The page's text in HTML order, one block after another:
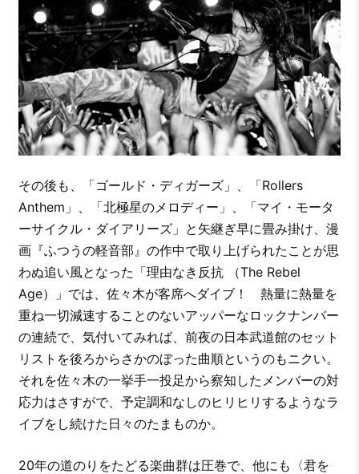
その後も、「ゴールド・ディガーズ」、「Rollers
Anthem」、「北極星のメロディー」、「マイ・モータ
ーサイクル・ダイアリーズ」と矢継ぎ早に畳み掛け、漫
画『ふつうの軽音部』の作中で取り上げられたことが思
わぬ追い風となった「理由なき反抗 （The Rebel
Age）」では、佐々木が客席へダイブ！ 熱量に熱量を
重ね一切減速することのないアッパーなロックナンバー
の連続で、気付いてみれば、前夜の日本武道館のセット
リストを後ろからさかのぼった曲順というのもニクい。
それを佐々木の一挙手一投足から察知したメンバーの対
応力はさすがで、予定調和なしのヒリヒリするようなラ
イブをし続けた日々のたまものか。
20年の道のりをたどる楽曲群は圧巻で、他にも〈君を